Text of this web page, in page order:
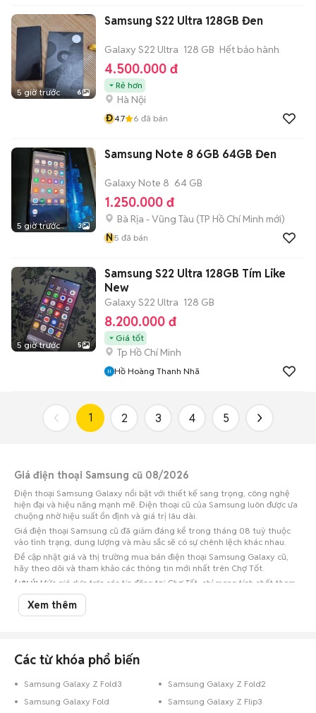
5 giờ trước 6
Samsung S22 Ultra 128GB Đen
Galaxy S22 Ultra 128 GB Hết bảo hành
4.500.000 đ
Rẻ hơn
Hà Nội
Đ4.7 6 đã bán
5 giờ trước 3
Samsung Note 8 6GB 64GB Đen
Galaxy Note 8 64 GB
1.250.000 đ
Bà Rịa - Vũng Tàu (TP Hồ Chí Minh mới)
N5 đã bán
5 giờ trước 5
Samsung S22 Ultra 128GB Tím Like
New
Galaxy S22 Ultra 128 GB
8.200.000 đ
Giá tốt
Tp Hồ Chí Minh
Hồ Hoàng Thanh Nhã
1 2 3 4 5
Giá điện thoại Samsung cũ 08/2026
Điện thoại Samsung Galaxy nổi bật với thiết kế sang trọng, công nghệ
hiện đại và hiệu năng mạnh mẽ. Điện thoại cũ của Samsung luôn được ưa
chuộng nhờ hiệu suất ổn định và giá trị lâu dài.
Giá điện thoại Samsung cũ đã giảm đáng kể trong tháng 08 tuỳ thuộc
vào tình trạng, dung lượng và màu sắc sẽ có sự chênh lệch khác nhau.
Để cập nhật giá và thị trường mua bán điện thoại Samsung Galaxy cũ,
hãy theo dõi và tham khảo các thông tin mới nhất trên Chợ Tốt.
Lưu ý: Mức giá dựa trên các tin đăng tại Chợ Tốt, chỉ mang tính chất tham
khảo. Giá điện thoại Samsung cũ sẽ phụ thuộc vào tình trạng, phiên bản và
các thoả thuận khi mua bán.
khoảng giá giúp người dùng dễ dàng tìm kiếm và so sánh giá cả.
Xem thêm
Các từ khóa phổ biến
Samsung Galaxy Z Fold3
Samsung Galaxy Z Fold2
Samsung Galaxy Fold
Samsung Galaxy Z Flip3